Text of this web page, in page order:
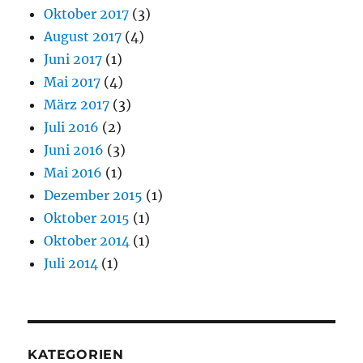
Oktober 2017 (3)
August 2017 (4)
Juni 2017 (1)
Mai 2017 (4)
März 2017 (3)
Juli 2016 (2)
Juni 2016 (3)
Mai 2016 (1)
Dezember 2015 (1)
Oktober 2015 (1)
Oktober 2014 (1)
Juli 2014 (1)
KATEGORIEN